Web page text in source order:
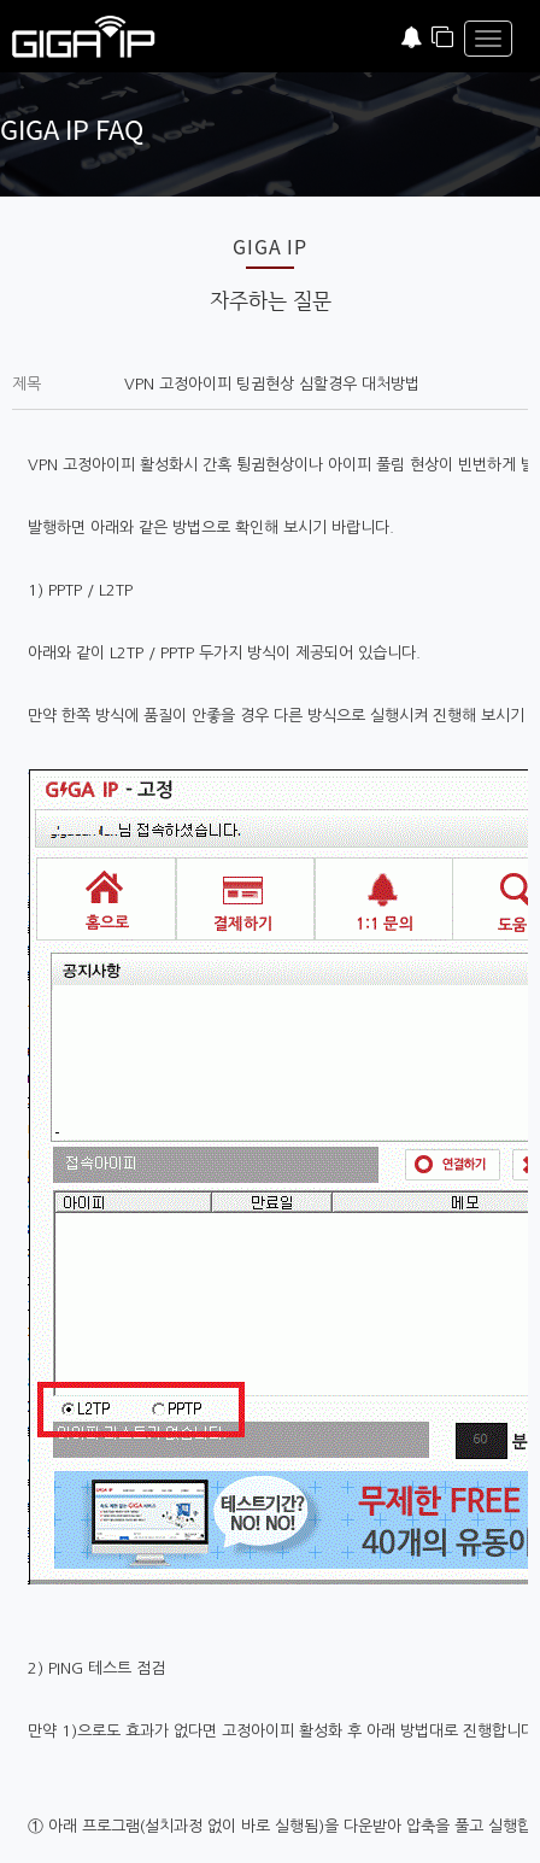
Toggle
GIGA IP FAQ
GIGA IP
자주하는 질문
제목 VPN 고정아이피 팅귐현상 심할경우 대처방법
VPN 고정아이피 활성화시 간혹 튕귐현상이나 아이피 풀림 현상이 빈번하게 발
발행하면 아래와 같은 방법으로 확인해 보시기 바랍니다.
1) PPTP / L2TP
아래와 같이 L2TP / PPTP 두가지 방식이 제공되어 있습니다.
만약 한쪽 방식에 품질이 안좋을 경우 다른 방식으로 실행시켜 진행해 보시기
2) PING 테스트 점검
만약 1)으로도 효과가 없다면 고정아이피 활성화 후 아래 방법대로 진행합니다.
① 아래 프로그램(설치과정 없이 바로 실행됨)을 다운받아 압축을 풀고 실행합